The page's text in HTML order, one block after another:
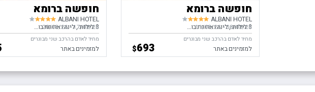
חופשה ברומא
ALBANI HOTEL
3 לילות
לינה וארוחת בוקרבין התאריכים,
08/08/26
-
11/08/26
למזמינים באתר
מחיר לאדם בהרכב שני מבוגרים
$693
חופשה ברומא
ALBANI HOTEL
3 לילות
לינה וארוחת בוקרבין התאריכים,
17/08/26
-
20/08/26
למזמינים באתר
מחיר לאדם בהרכב שני מבוגרים